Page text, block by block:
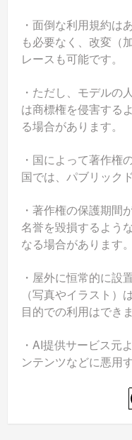
・面倒な利用規約は
も必要なく、改変（
レースも可能です。
・ただし、モデルの
は商標権を侵害する
る場合があります。
・国によって著作権
国では、パブリック
・著作権の保護期間
名誉を毀損するよう
なる場合があります。
・屋外に恒常的に設
（写真やイラスト
目的での利用はできま
・AI提供サービス元
ンテンツなどに悪用